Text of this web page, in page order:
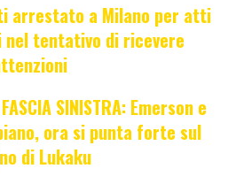
arrestato a Milano per atti
tentativo di ricevere
SINISTRA: Emerson e
ora si punta forte sul
di Lukaku